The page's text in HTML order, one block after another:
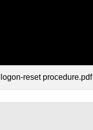
reset procedure.pdf